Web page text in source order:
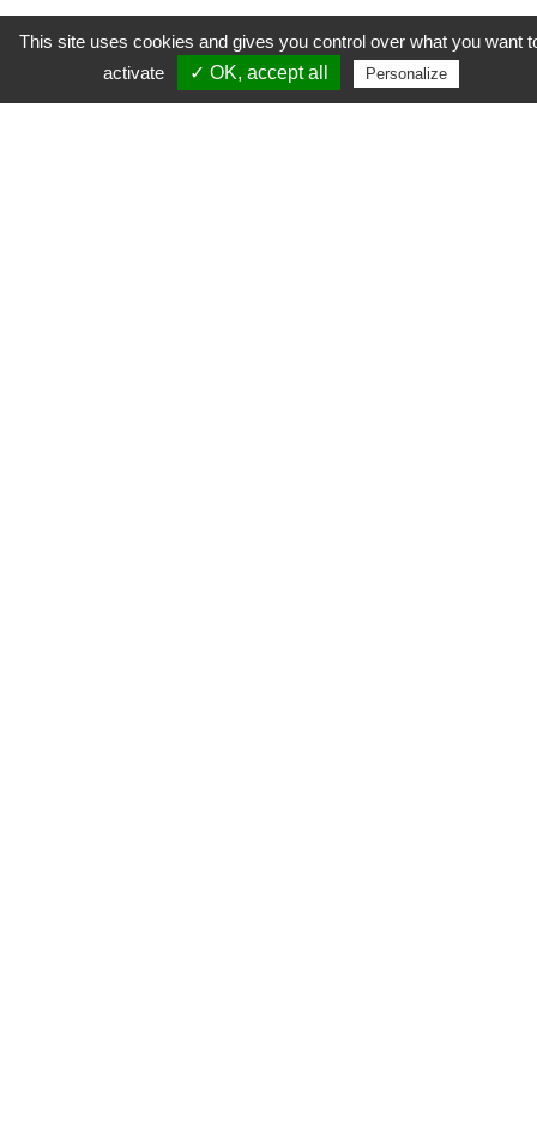
Résultats obtenus
Le site final a permis de renforcer la crédibilité
This site uses cookies and gives you control over what you want
activate
✓ OK, accept all Personalize